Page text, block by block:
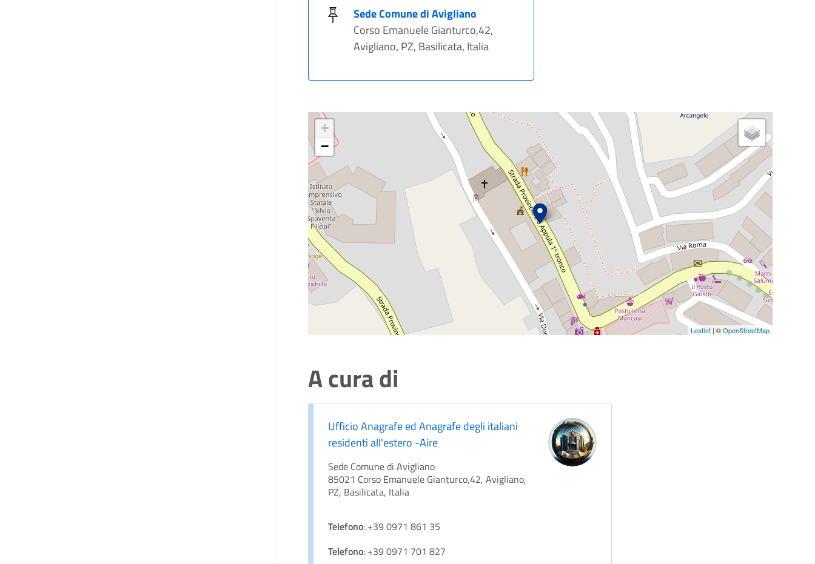
Sede Comune di Avigliano
Corso Emanuele Gianturco,42,
Avigliano, PZ, Basilicata, Italia
+
−
Leaflet| ©OpenStreetMap
A cura di
Ufficio Anagrafe ed Anagrafe degli italiani
residenti all'estero -Aire
Sede Comune di Avigliano
85021 Corso Emanuele Gianturco,42, Avigliano,
PZ, Basilicata, Italia
Telefono: +39 0971 861 35
Telefono: +39 0971 701 827